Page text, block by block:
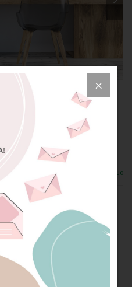
Διαθέσιμο
τοίχου με θέμα το αγαπημένο
θα αποτελέσει ένα
ιδανικά για το παιδικό
όπως ένα κλαμπ, ένα